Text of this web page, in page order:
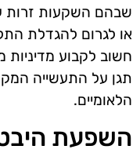
שבהם השקעות זרות
או לגרום להגדלת
חשוב לקבוע
תגן על התעשייה
הלאומיים.
השפעת